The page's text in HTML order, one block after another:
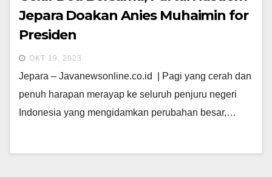
Jepara Doakan Anies Muhaimin for
Presiden
OKT 19, 2023
Jepara – Javanewsonline.co.id | Pagi yang cerah dan
penuh harapan merayap ke seluruh penjuru negeri
Indonesia yang mengidamkan perubahan besar,…